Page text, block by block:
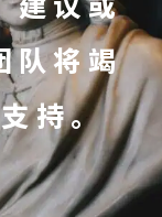
队将竭
持。